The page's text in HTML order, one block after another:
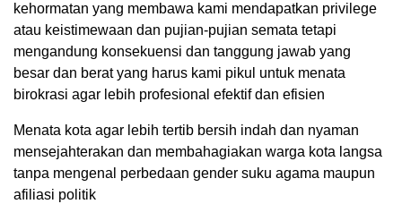
kehormatan yang membawa kami mendapatkan privilege
atau keistimewaan dan pujian-pujian semata tetapi
mengandung konsekuensi dan tanggung jawab yang
besar dan berat yang harus kami pikul untuk menata
birokrasi agar lebih profesional efektif dan efisien
Menata kota agar lebih tertib bersih indah dan nyaman
mensejahterakan dan membahagiakan warga kota langsa
tanpa mengenal perbedaan gender suku agama maupun
afiliasi politik